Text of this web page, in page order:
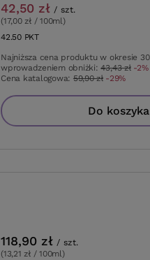
42,50 zł / szt.
(17,00 zł / 100ml)
42.50PKTpunktów
Najniższa cena produktu w okresie
wprowadzeniem obniżki:43,43 zł -2%
Cena katalogowa: 59,90 zł -29%
Do koszyka
118,90 zł / szt.
(13,21 zł / 100ml)